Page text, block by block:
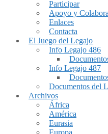
Participar
Apoyo y
Enlaces
Contacta
El Juego del Legajo
Info Legajo 486
Info Legajo 487
Documentos del
Archivos
África
América
Eurasia
Europa